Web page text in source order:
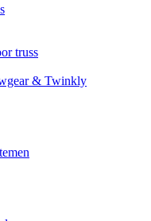
truss
& Twinkly